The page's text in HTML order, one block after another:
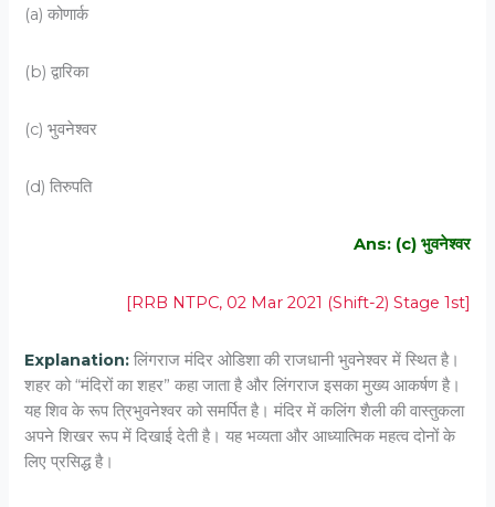
(a) कोणार्क
(b) द्वारिका
(c) भुवनेश्वर
(d) तिरुपति
Ans: (c) भुवनेश्वर
[RRB NTPC, 02 Mar 2021 (Shift-2) Stage 1st]
Explanation:लिंगराज मंदिर ओडिशा की राजधानी भुवनेश्वर में स्थित है।
शहर को “मंदिरों का शहर” कहा जाता है और लिंगराज इसका मुख्य आकर्षण है।
यह शिव के रूप त्रिभुवनेश्वर को समर्पित है। मंदिर में कलिंग शैली की वास्तुकला
अपने शिखर रूप में दिखाई देती है। यह भव्यता और आध्यात्मिक महत्व दोनों के
लिए प्रसिद्ध है।